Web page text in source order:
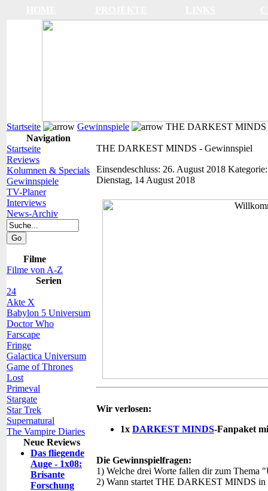
Startseite Gewinnspiele
THE DARKEST MINDS
Navigation
Startseite
Reviews
Kolumnen & Specials
Gewinnspiele
TV-Planer
Interviews
News-Archiv
Filme
Filme von A-Z
Serien
24
Akte X
Babylon 5 Universum
Doctor Who
Farscape
Fringe
Galactica Universum
Game of Thrones
Lost
Primeval
Stargate
Star Trek
Supernatural
The Vampire Diaries
Neue Reviews
Das fliegende
Auge - 1x08:
Brisante
Forschung
THE DARKEST MINDS - Gewinnspiel
Einsendeschluss: 26. August 2018
Dienstag, 14 August 2018
Wir verlosen:
1x DARKEST MINDS-Fanpaket
Die Gewinnspielfragen:
1) Welche drei Worte fallen dir zum Thema
2) Wann startet THE DARKEST MINDS in